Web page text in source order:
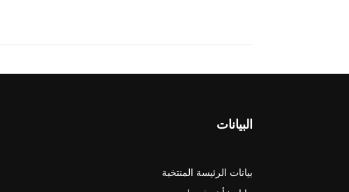
البيانات
بيانات الرئيسة المنتخبة